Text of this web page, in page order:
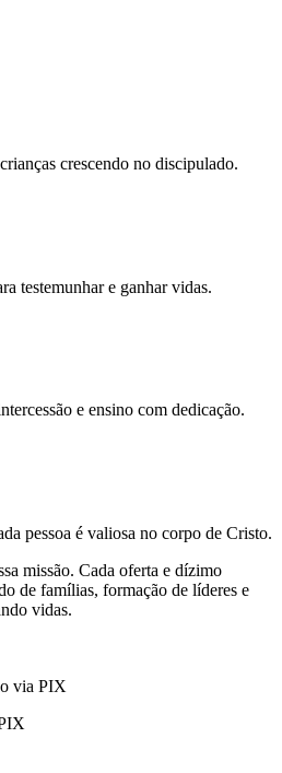
crescendo no discipulado.
testemunhar e ganhar vidas.
e ensino com dedicação.
pessoa é valiosa no corpo de Cristo.
missão. Cada oferta e dízimo
de famílias, formação de líderes e
vidas.